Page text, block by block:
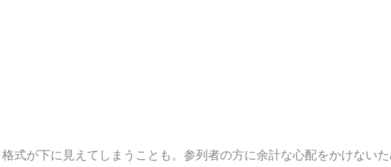
式が下に見えてしまうことも。参列者の方に余計な心配をかけない